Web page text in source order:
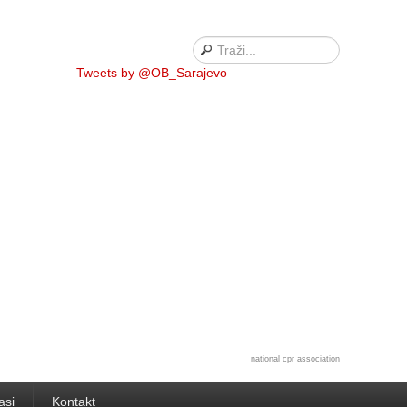
Tweets by @OB_Sarajevo
national cpr association
Kontakt